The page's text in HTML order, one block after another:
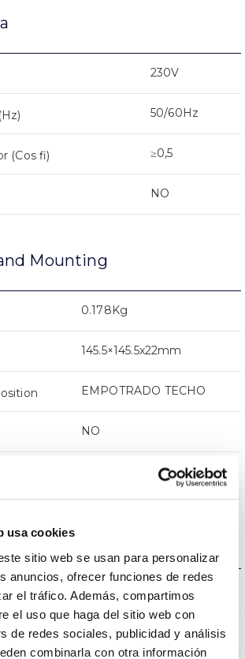
usa cookies
sitio web se usan para personalizar
anuncios, ofrecer funciones de redes
el tráfico. Además, compartimos
el uso que haga del sitio web con
de redes sociales, publicidad y análisis
combinarla con otra información
230V
50/60Hz
(Cos fi) ≥0,5
NO
Mounting
0.178Kg
145.5×145.5x22mm
EMPOTRADO TECHO
NO
3000K-4000K-6500K
index 80